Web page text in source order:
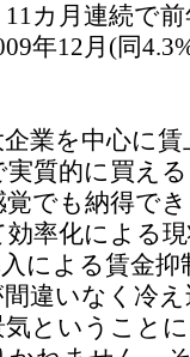
カ月連続で
年12月(同
業を中心に
質的に買え
でも納得で
率化による
による賃金
違いなく冷
ということ